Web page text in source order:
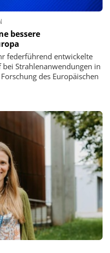
bessere
federführend entwickelte
Strahlenanwendungen in
des Europäischen